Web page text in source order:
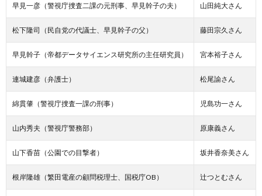
早見一彦（警視庁捜査二課の元刑事、早見幹子の夫） 山田純大さん
松下隆司（民自党の代議士、早見幹子の父） 藤田宗久さん
早見幹子（帝都データサイエンス研究所の主任研究員） 宮本裕子さん
連城建彦（弁護士） 松尾諭さん
綿貫肇（警視庁捜査一課の刑事） 児島功一さん
山内秀夫（警視庁警務部） 原康義さん
山下香苗（公園での目撃者） 坂井香奈美さん
根岸隆雄（繁田電産の顧問税理士、国税庁OB） 辻つとむさん